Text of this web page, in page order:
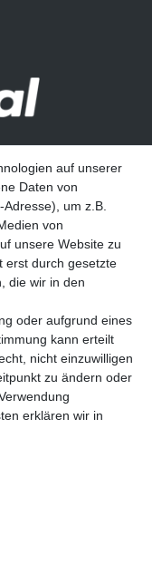
auf unserer
Daten von
um z.B.
von
unsere Website zu
erst durch gesetzte
die wir in den
oder aufgrund eines
kann erteilt
nicht einzuwilligen
zu ändern oder
erklären wir in